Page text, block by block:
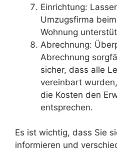
Einrichtung:
Umzugsfirma
Wohnung
Abrechnung:
Abrechnung
sicher, dass alle
vereinbart
die Kosten den
entsprechen.
Es ist wichtig, dass Sie
informieren und